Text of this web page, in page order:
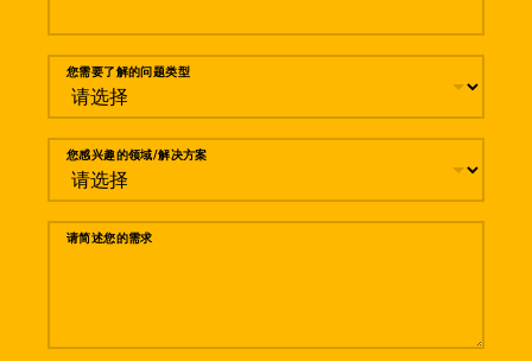
您需要了解的问题类型
您感兴趣的领域/解决方案
请简述您的需求